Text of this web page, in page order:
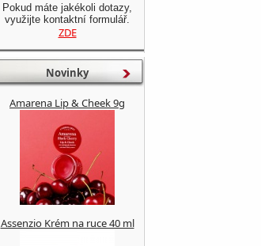
Pokud máte jakékoli dotazy,
využijte kontaktní formulář.
ZDE
Novinky
Amarena Lip & Cheek 9g
Assenzio Krém na ruce 40 ml